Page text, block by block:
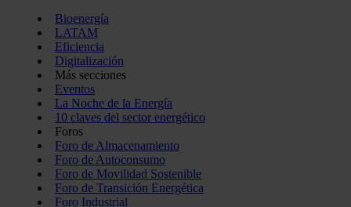
Bioenergía
LATAM
Eficiencia
Digitalización
Más secciones
Eventos
La Noche de la Energía
10 claves del sector energético
Foros
Foro de Almacenamiento
Foro de Autoconsumo
Foro de Movilidad Sostenible
Foro de Transición Energética
Foro Industrial